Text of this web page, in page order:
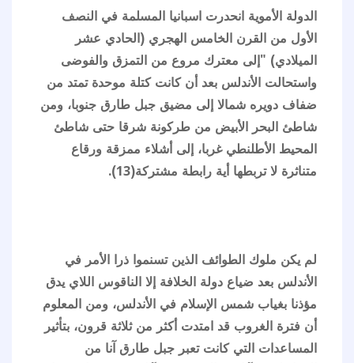
الدولة الأموية انحدرت اسبانيا المسلمة في النصف
الأول من القرن الخامس الهجري (الحادي عشر
الميلادي) "إلى معترك مروع من التمزق والفوضى
واستحالت الأندلس بعد أن كانت كتلة موحدة تمتد من
ضفاف دويره شمالا إلى مضيق جبل طارق جنوبا، ومن
شاطئ البحر الأبيض من طركونة شرقا حتى شاطئ
المحيط الأطلنطي غربا، إلى أشلاء ممزقة ورقاع
متناثرة لا تربطها أية رابطة مشتركة(13).
لم يكن ملوك الطوائف الذين تسنموا ذرا الأمر في
الأندلس بعد ضياع دولة الخلافة إلا الناقوس اللاي يدق
مؤذنا بغياب شمس الإسلام في الأندلس، ومن المعلوم
أن فترة الغروب قد امتدت أكثر من ثلاثة قرون، بتأثير
المساعدات التي كانت تعبر جبل طارق آنا من